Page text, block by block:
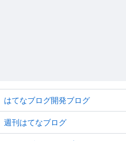
はてなブログ開発ブログ
週刊はてなブログ